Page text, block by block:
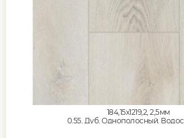
184,15x1219,2, 2,5мм
0,55, Дуб, Однополосный,